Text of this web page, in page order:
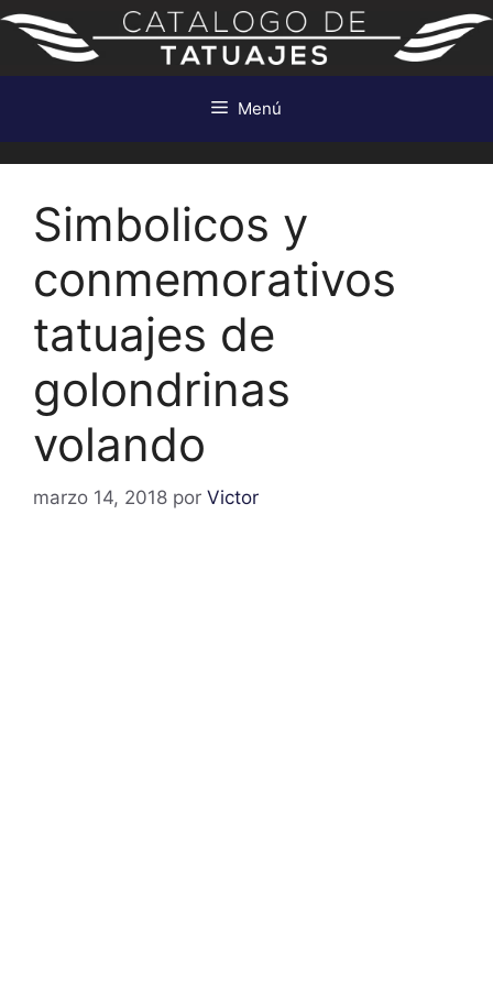
Saltar
contenido
Menú
Simbolicos y
conmemorativos
tatuajes de
golondrinas
volando
marzo 14, 2018 por Victor